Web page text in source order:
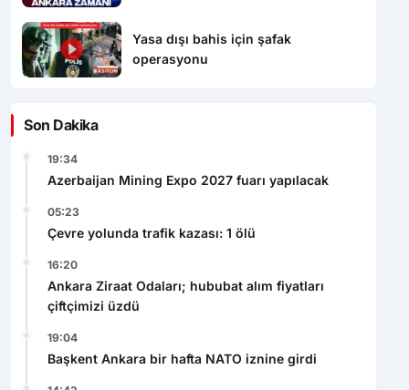
Yasa dışı bahis için şafak
operasyonu
Son Dakika
19:34
Azerbaijan Mining Expo 2027 fuarı yapılacak
05:23
Çevre yolunda trafik kazası: 1 ölü
16:20
Ankara Ziraat Odaları; hububat alım fiyatları
çiftçimizi üzdü
19:04
Başkent Ankara bir hafta NATO iznine girdi